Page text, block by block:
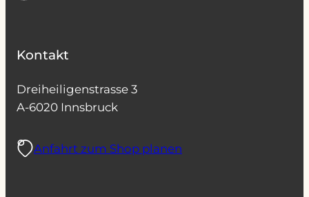
Kontakt
Dreiheiligenstrasse 3
A-6020 Innsbruck
Anfahrt zum Shop planen